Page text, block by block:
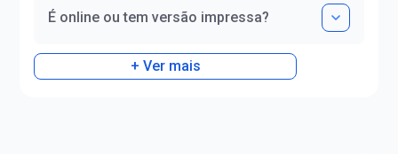
É online ou tem versão impressa?
+ Ver mais